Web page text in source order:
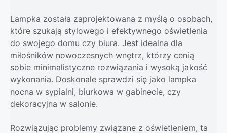
Lampka została zaprojektowana z myślą o osobach,
które szukają stylowego i efektywnego oświetlenia
do swojego domu czy biura. Jest idealna dla
miłośników nowoczesnych wnętrz, którzy cenią
sobie minimalistyczne rozwiązania i wysoką jakość
wykonania. Doskonale sprawdzi się jako lampka
nocna w sypialni, biurkowa w gabinecie, czy
dekoracyjna w salonie.
Rozwiązując problemy związane z oświetleniem, ta